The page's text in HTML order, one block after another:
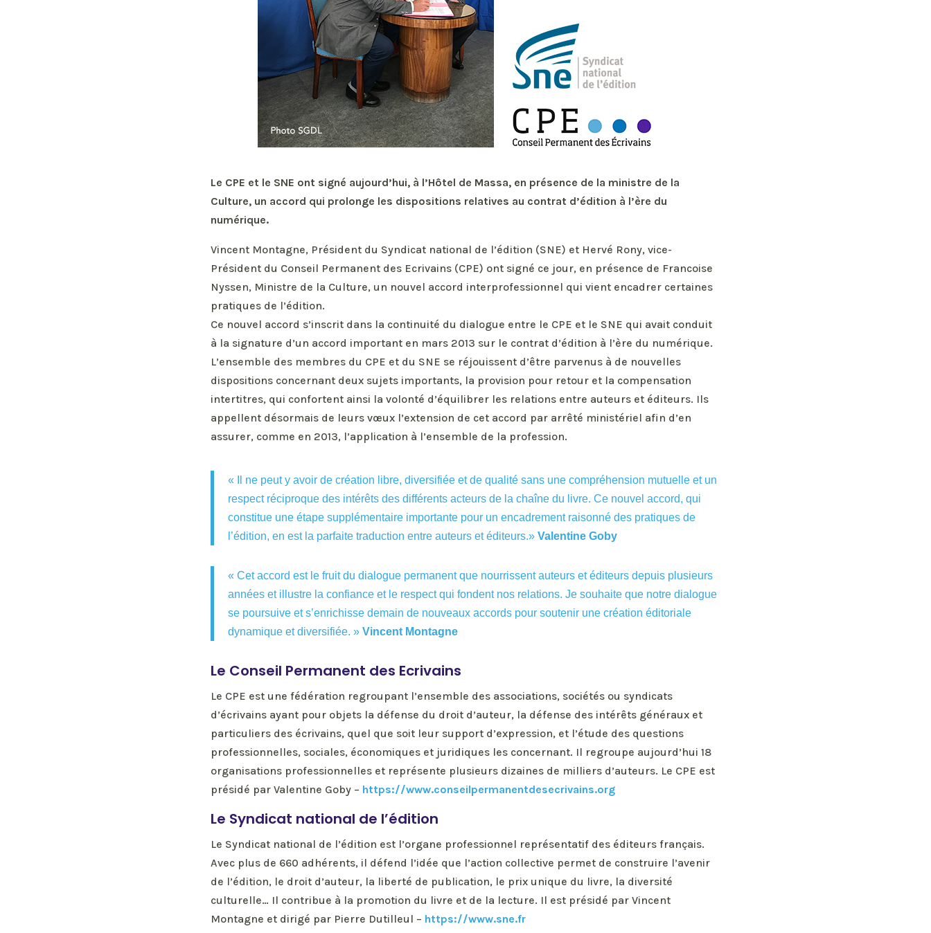
Le CPE et le SNE ont signé aujourd’hui, à l’Hôtel de Massa, en présence de la ministre de la
Culture, un accord qui prolonge les dispositions relatives au contrat d’édition à l’ère du
numérique.
Vincent Montagne, Président du Syndicat national de l’édition (SNE) et Hervé Rony, vice-
Président du Conseil Permanent des Ecrivains (CPE) ont signé ce jour, en présence de Francoise
Nyssen, Ministre de la Culture, un nouvel accord interprofessionnel qui vient encadrer certaines
pratiques de l’édition.
Ce nouvel accord s’inscrit dans la continuité du dialogue entre le CPE et le SNE qui avait conduit
à la signature d’un accord important en mars 2013 sur le contrat d’édition à l’ère du numérique.
L’ensemble des membres du CPE et du SNE se réjouissent d’être parvenus à de nouvelles
dispositions concernant deux sujets importants, la provision pour retour et la compensation
intertitres, qui confortent ainsi la volonté d’équilibrer les relations entre auteurs et éditeurs. Ils
appellent désormais de leurs vœux l’extension de cet accord par arrêté ministériel afin d’en
assurer, comme en 2013, l’application à l’ensemble de la profession.
« Il ne peut y avoir de création libre, diversifiée et de qualité sans une compréhension mutuelle et un
respect réciproque des intérêts des différents acteurs de la chaîne du livre. Ce nouvel accord, qui
constitue une étape supplémentaire importante pour un encadrement raisonné des pratiques de
l’édition, en est la parfaite traduction entre auteurs et éditeurs.» Valentine Goby
« Cet accord est le fruit du dialogue permanent que nourrissent auteurs et éditeurs depuis plusieurs
années et illustre la confiance et le respect qui fondent nos relations. Je souhaite que notre dialogue
se poursuive et s’enrichisse demain de nouveaux accords pour soutenir une création éditoriale
dynamique et diversifiée. » Vincent Montagne
Le Conseil Permanent des Ecrivains
Le CPE est une fédération regroupant l’ensemble des associations, sociétés ou syndicats
d’écrivains ayant pour objets la défense du droit d’auteur, la défense des intérêts généraux et
particuliers des écrivains, quel que soit leur support d’expression, et l’étude des questions
professionnelles, sociales, économiques et juridiques les concernant. Il regroupe aujourd’hui 18
organisations professionnelles et représente plusieurs dizaines de milliers d’auteurs. Le CPE est
présidé par Valentine Goby – https://www.conseilpermanentdesecrivains.org
Le Syndicat national de l’édition
Le Syndicat national de l’édition est l’organe professionnel représentatif des éditeurs français.
Avec plus de 660 adhérents, il défend l’idée que l’action collective permet de construire l’avenir
de l’édition, le droit d’auteur, la liberté de publication, le prix unique du livre, la diversité
culturelle… Il contribue à la promotion du livre et de la lecture. Il est présidé par Vincent
Montagne et dirigé par Pierre Dutilleul – https://www.sne.fr